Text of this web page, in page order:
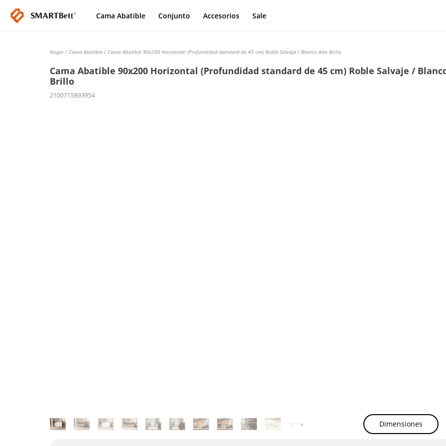
Cama Abatible Conjunto Accesorios Sale
Hogar / Cama Abatible / Cama Abatible 90x200 Horizontal (Profundidad standard de 45 cm) Roble Salvaje / Blanco Alto Brillo
Cama Abatible 90x200 Horizontal (Profundidad standard de 45 cm) Roble Salvaje /
Brillo
2100715893954
Dimensiones